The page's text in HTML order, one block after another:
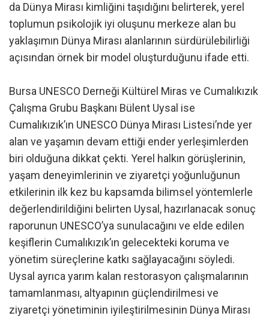
da Dünya Mirası kimliğini taşıdığını belirterek, yerel
toplumun psikolojik iyi oluşunu merkeze alan bu
yaklaşımın Dünya Mirası alanlarının sürdürülebilirliği
açısından örnek bir model oluşturduğunu ifade etti.
Bursa UNESCO Derneği Kültürel Miras ve Cumalıkızık
Çalışma Grubu Başkanı Bülent Uysal ise
Cumalıkızık’ın UNESCO Dünya Mirası Listesi’nde yer
alan ve yaşamın devam ettiği ender yerleşimlerden
biri olduğuna dikkat çekti. Yerel halkın görüşlerinin,
yaşam deneyimlerinin ve ziyaretçi yoğunluğunun
etkilerinin ilk kez bu kapsamda bilimsel yöntemlerle
değerlendirildiğini belirten Uysal, hazırlanacak sonuç
raporunun UNESCO’ya sunulacağını ve elde edilen
keşiflerin Cumalıkızık’ın gelecekteki koruma ve
yönetim süreçlerine katkı sağlayacağını söyledi.
Uysal ayrıca yarım kalan restorasyon çalışmalarının
tamamlanması, altyapının güçlendirilmesi ve
ziyaretçi yönetiminin iyileştirilmesinin Dünya Mirası